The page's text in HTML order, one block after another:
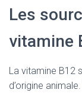
Les
vitamine
La vitamine B12
d’origine